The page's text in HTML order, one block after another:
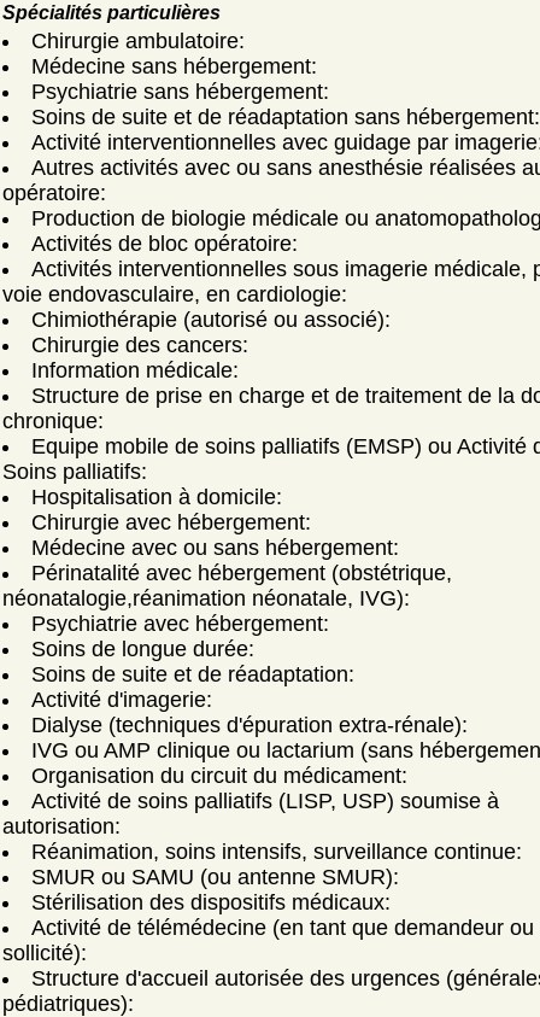
Spécialités particulières
Chirurgie ambulatoire:
Médecine sans hébergement:
Psychiatrie sans hébergement:
Soins de suite et de réadaptation sans hébergement:
Activité interventionnelles avec guidage par
Autres activités avec ou sans anesthésie réalisées
opératoire:
Production de biologie médicale ou
Activités de bloc opératoire:
Activités interventionnelles sous imagerie médicale,
voie endovasculaire, en cardiologie:
Chimiothérapie (autorisé ou associé):
Chirurgie des cancers:
Information médicale:
Structure de prise en charge et de traitement de la
chronique:
Equipe mobile de soins palliatifs (EMSP) ou Activité
Soins palliatifs:
Hospitalisation à domicile:
Chirurgie avec hébergement:
Médecine avec ou sans hébergement:
Périnatalité avec hébergement (obstétrique,
néonatalogie,réanimation néonatale, IVG):
Psychiatrie avec hébergement:
Soins de longue durée:
Soins de suite et de réadaptation:
Activité d'imagerie:
Dialyse (techniques d'épuration extra-rénale):
IVG ou AMP clinique ou lactarium (sans
Organisation du circuit du médicament:
Activité de soins palliatifs (LISP, USP) soumise à
autorisation:
Réanimation, soins intensifs, surveillance continue:
SMUR ou SAMU (ou antenne SMUR):
Stérilisation des dispositifs médicaux:
Activité de télémédecine (en tant que demandeur ou
sollicité):
Structure d'accueil autorisée des urgences
pédiatriques):